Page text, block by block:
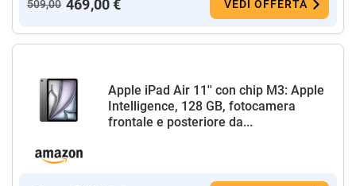
509,00 469,00 € VEDI OFFERTA
Apple iPad Air 11'' con chip M3: Apple
Intelligence, 128 GB, fotocamera
frontale e posteriore da...